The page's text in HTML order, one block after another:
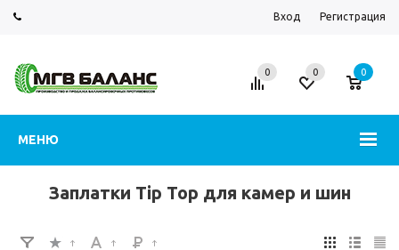
Вход Регистрация
МЕНЮ
0 0 0
Заплатки Tip Top для камер и шин